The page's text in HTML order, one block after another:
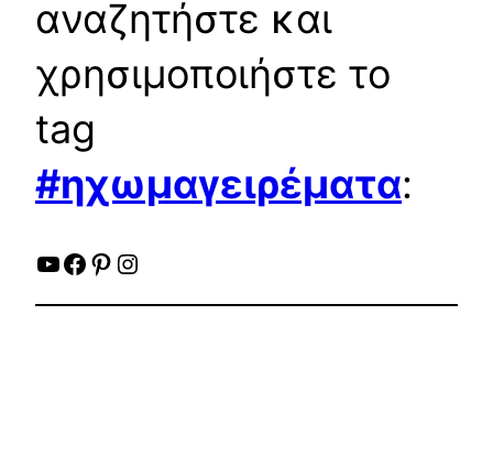
αναζητήστε και
χρησιμοποιήστε το
tag
#ηχωμαγειρέματα:
YouTube
Facebook
Pinterest
Instagram